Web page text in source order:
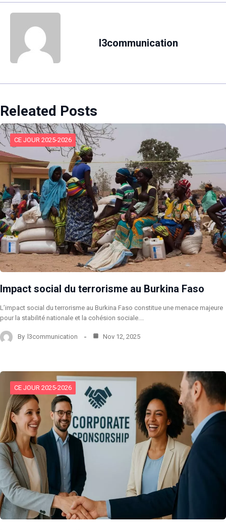
l3communication
Releated Posts
CE JOUR 2025-2026
Impact social du terrorisme au Burkina Faso
L’impact social du terrorisme au Burkina Faso constitue une menace majeure
pour la stabilité nationale et la cohésion sociale.…
By l3communication Nov 12, 2025
CE JOUR 2025-2026